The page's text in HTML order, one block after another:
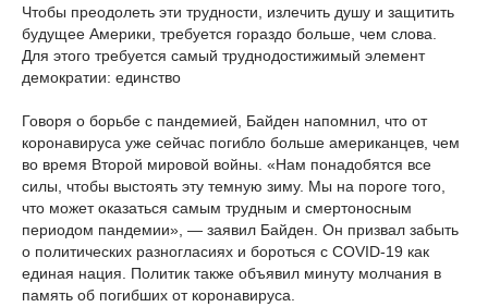
Чтобы преодолеть эти трудности, излечить душу и защитить
будущее Америки, требуется гораздо больше, чем слова.
Для этого требуется самый труднодостижимый элемент
демократии: единство
Говоря о борьбе с пандемией, Байден напомнил, что от
коронавируса уже сейчас погибло больше американцев, чем
во время Второй мировой войны. «Нам понадобятся все
силы, чтобы выстоять эту темную зиму. Мы на пороге того,
что может оказаться самым трудным и смертоносным
периодом пандемии», — заявил Байден. Он призвал забыть
о политических разногласиях и бороться с COVID-19 как
единая нация. Политик также объявил минуту молчания в
память об погибших от коронавируса.